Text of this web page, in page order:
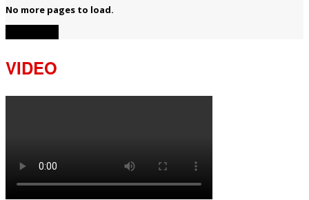
No more pages to load.
VIDEO